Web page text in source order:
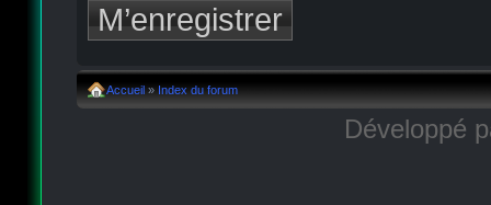
M’enregistrer
Accueil » Index du forum
Développé